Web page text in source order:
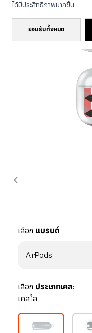
ได้มีประสิทธิภาพมากขึ้น
ยอมรับทั้งหมด
เลือก แบรนด์
AirPods
เลือก ประเภทเคส:
เคสใส